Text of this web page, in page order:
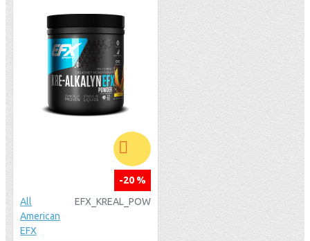
-20 %
All
American
EFX
EFX_KREAL_POW